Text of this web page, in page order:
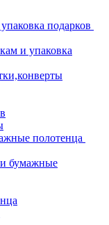
подарков
и упаковка
полотенца
и бумажные